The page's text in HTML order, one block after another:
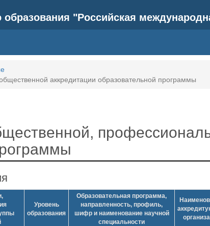
"Российская
аккредитации образовательной программы
Уровень
образования
Образовательная программа,
направленность, профиль,
шифр и наименование научной
специальности